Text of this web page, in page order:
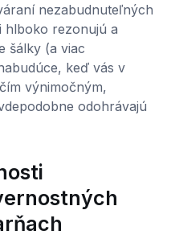
nezabudnuteľných
hlboko rezonujú a
šálky (a viac
keď vás v
výnimočným,
odohrávajú